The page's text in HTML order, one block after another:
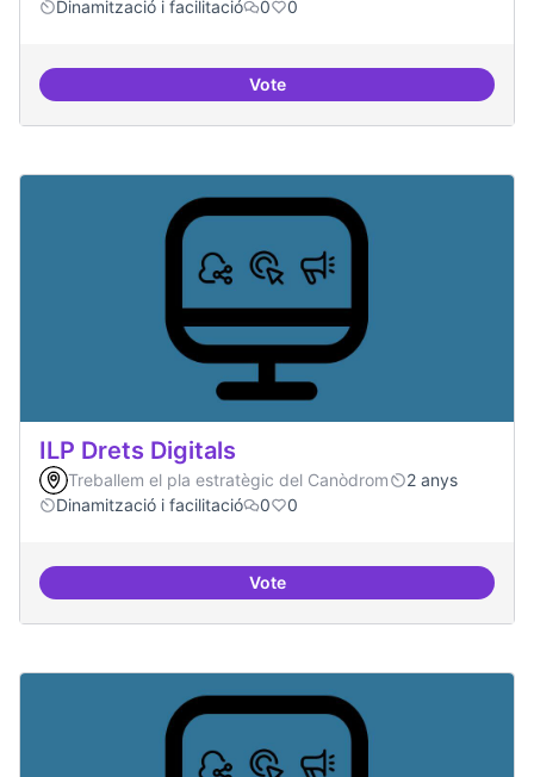
Dinamització i facilitació 0 0
VoteHabitar la plaça
ILP Drets Digitals
Treballem el pla estratègic del Canòdrom
2 anys
Dinamització i facilitació
0 0
VoteILP Drets Digitals